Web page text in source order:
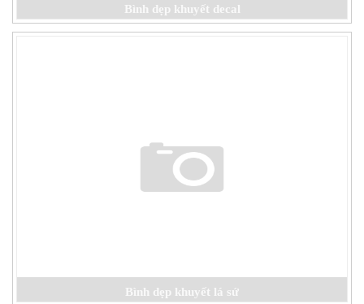
Bình dẹp khuyết decal
Bình dẹp khuyết lá sứ